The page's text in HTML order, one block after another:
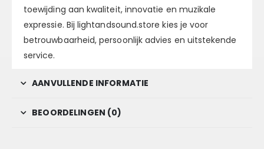
toewijding aan kwaliteit, innovatie en muzikale
expressie. Bij lightandsound.store kies je voor
betrouwbaarheid, persoonlijk advies en uitstekende
service.
AANVULLENDE INFORMATIE
BEOORDELINGEN (0)